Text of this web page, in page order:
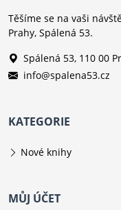
Těšíme se na vaši
Prahy, Spálená 53.
Spálená 53, 110 00
info@spalena53.cz
KATEGORIE
Nové knihy
MŮJ ÚČET